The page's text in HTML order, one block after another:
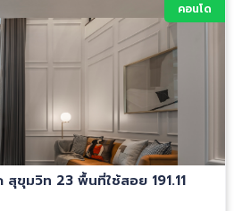
คอนโด
ขุมวิท 23 พื้นที่ใช้สอย 191.11